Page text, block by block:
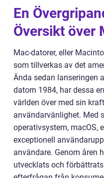
En
Översikt över
Mac-datorer, eller
som tillverkas av det
Ända sedan lanseringen
datorn 1984, har dessa
världen över med sin
användarvänlighet. Med
operativsystem, macOS,
exceptionell
användare. Genom åren
utvecklats och